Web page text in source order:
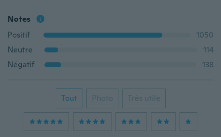
Notes
Positif
1050
Neutre
114
Négatif
138
Tout Photo Très utile